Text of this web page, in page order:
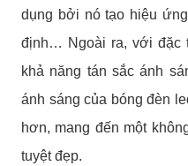
dụng bởi nó tạo hiệu
định… Ngoài ra, với đặc
khả năng tán sắc ánh
ánh sáng của bóng đèn
hơn, mang đến một
tuyệt đẹp.